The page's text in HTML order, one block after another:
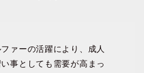
ァーの活躍により、成人
事としても需要が高まっ